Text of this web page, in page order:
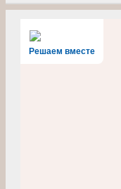
Решаем вместе